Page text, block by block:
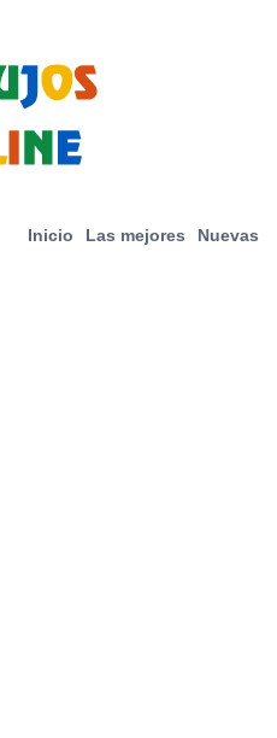
Inicio Las mejores Nuevas